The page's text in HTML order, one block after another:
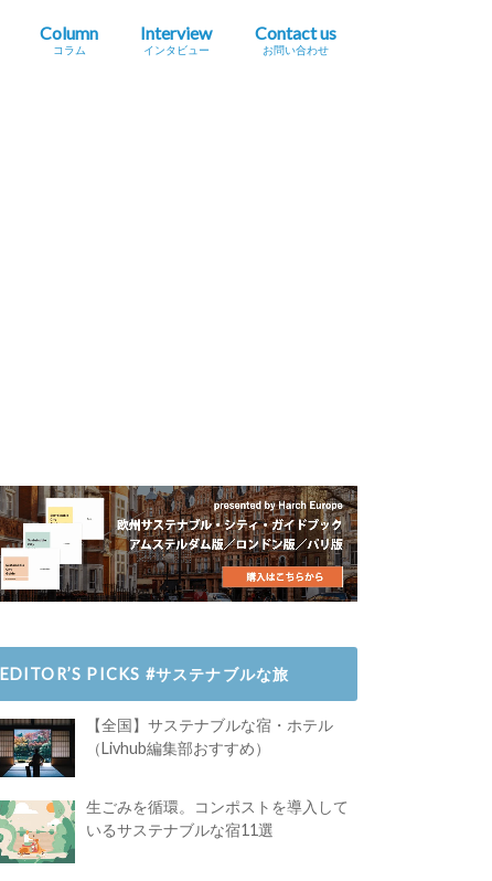
Column
コラム
Interview
インタビュー
Contact us
お問い合わせ
EDITOR’S PICKS #サステナブルな旅
【全国】サステナブルな宿・ホテル
（Livhub編集部おすすめ）
生ごみを循環。コンポストを導入して
いるサステナブルな宿11選